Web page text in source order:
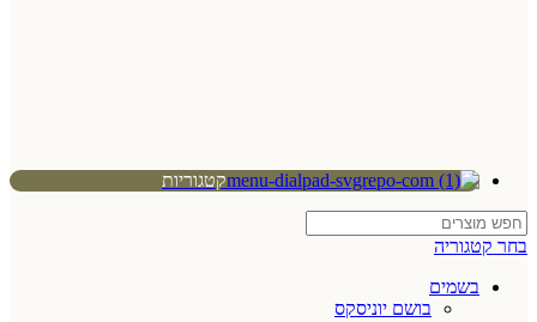
קטגוריות
בחר קטגוריה
בשמים
בושם יוניסקס